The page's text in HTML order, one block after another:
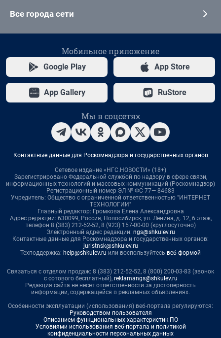
Все города сети
Мобильное приложение
Google Play App Store
App Gallery RuStore
Мы в соцсетях
Контактные данные для Роскомнадзора и государственных органов
Сетевое издание «НГС.НОВОСТИ» (18+)
Зарегистрировано Федеральной службой по надзору в сфере связи,
информационных технологий и массовых коммуникаций (Роскомнадзор)
Регистрационный номер ЭЛ № ФС 77— 84683
Учредитель: Общество с ограниченной ответственностью "ИНТЕРНЕТ
ТЕХНОЛОГИИ"
Главный редактор: Громкова Елена Александровна
Адрес редакции: 630099, Россия, Новосибирск, ул. Ленина, д. 12, 6 этаж,
телефон 8 (383) 212-52-52, 8 (923) 157-00-00 (круглосуточно)
Электронный адрес редакции: ngs@shkulev.ru
Контактные данные для Роскомнадзора и государственных органов:
juristnsk@shkulev.ru
Техподдержка: help@shkulev.ru или воспользуйтесь веб-формой
Связаться с отделом продаж: 8 (383) 212-52-52, 8 (800) 200-03-83 (звонок
с сотового бесплатный), reklamangs@shkulev.ru
Редакция сайта не несет ответственности за достоверность
информации, содержащейся в рекламных объявлениях.
Особенности эксплуатации (использования) веб-портала регулируются:
Руководством пользователя
Описанием функциональных характеристик ПО
Условиями использования веб-портала и политикой
конфиденциальности персональных данных